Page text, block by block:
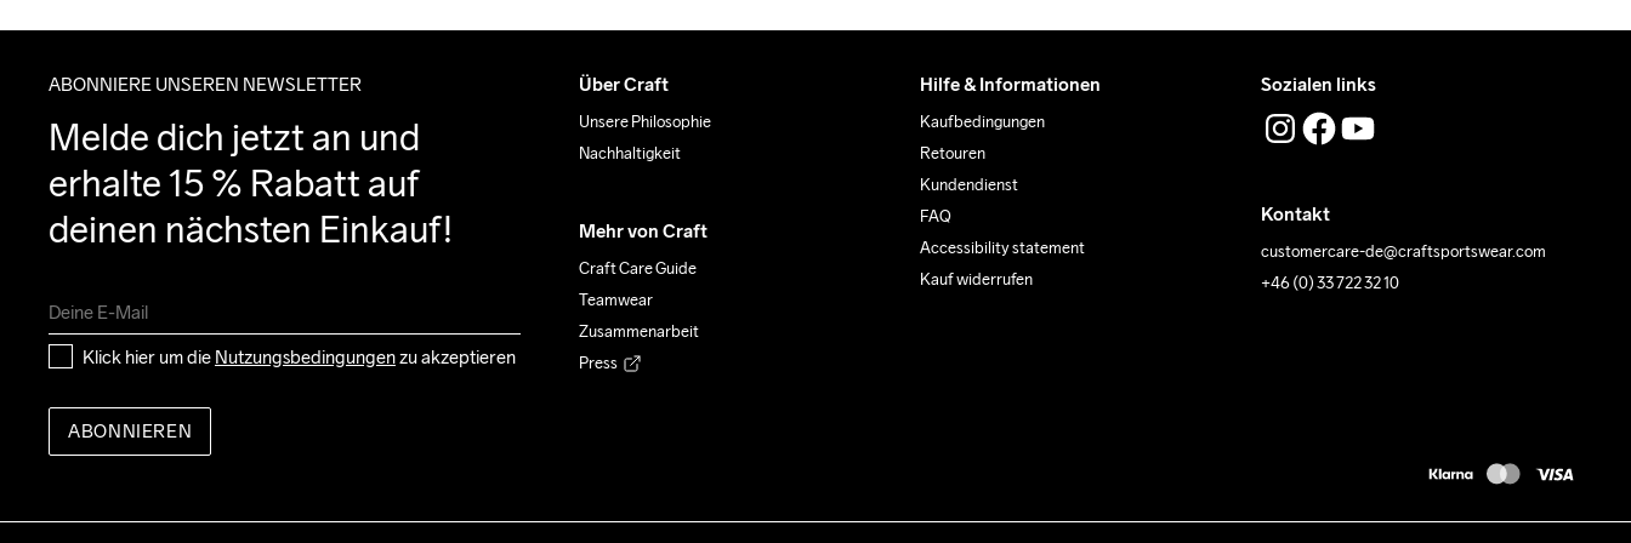
ABONNIERE UNSEREN NEWSLETTER
Melde dich jetzt an und
erhalte 15 % Rabatt auf
deinen nächsten Einkauf!
Klick hier um die Nutzungsbedingungen zu akzeptieren
ABONNIEREN
Über Craft
Unsere Philosophie
Nachhaltigkeit
Mehr von Craft
Craft Care Guide
Teamwear
Zusammenarbeit
Press
Hilfe & Informationen
Kaufbedingungen
Retouren
Kundendienst
FAQ
Accessibility statement
Kauf widerrufen
Sozialen links
Kontakt
customercare-de@craftsportswear.com
+46 (0) 33 722 32 10